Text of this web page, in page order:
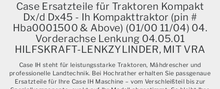
Case Ersatzteile für Traktoren Kompakt
Dx/d Dx45 - Ih Kompakttraktor (pin #
Hba0001500 & Above) (01/00 11/04) 04.
Vorderachse Lenkung 04.05.01
HILFSKRAFT-LENKZYLINDER, MIT VRA
Case IH steht für leistungsstarke Traktoren, Mähdrescher und
professionelle Landtechnik. Bei Hochrather erhalten Sie passgenaue
Ersatzteile für Ihre Case IH Maschine – vom Verschleißteil bis zur